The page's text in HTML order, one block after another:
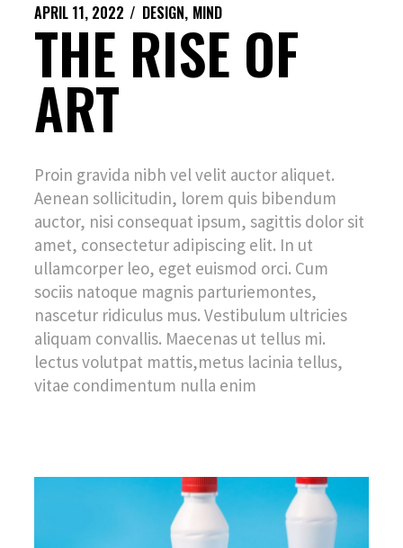
APRIL 11, 2022 DESIGN MIND
THE RISE OF
ART
Proin gravida nibh vel velit auctor aliquet.
Aenean sollicitudin, lorem quis bibendum
auctor, nisi consequat ipsum, sagittis dolor sit
amet, consectetur adipiscing elit. In ut
ullamcorper leo, eget euismod orci. Cum
sociis natoque magnis parturiemontes,
nascetur ridiculus mus. Vestibulum ultricies
aliquam convallis. Maecenas ut tellus mi.
lectus volutpat mattis,metus lacinia tellus,
vitae condimentum nulla enim